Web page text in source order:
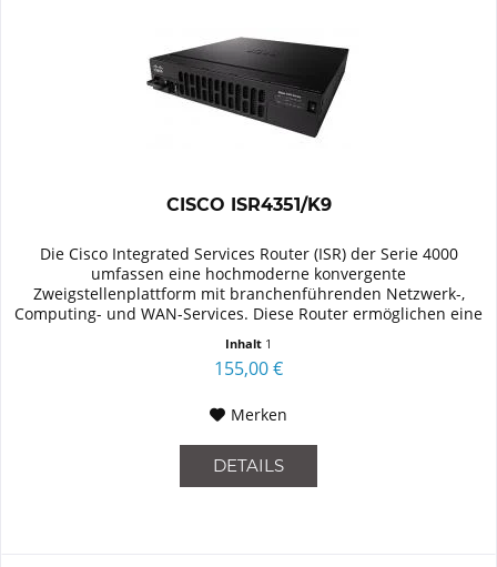
CISCO ISR4351/K9
Die Cisco Integrated Services Router (ISR) der Serie 4000
umfassen eine hochmoderne konvergente
Zweigstellenplattform mit branchenführenden Netzwerk-,
Computing- und WAN-Services. Diese Router ermöglichen eine
Inhalt 1
155,00 €
Merken
DETAILS